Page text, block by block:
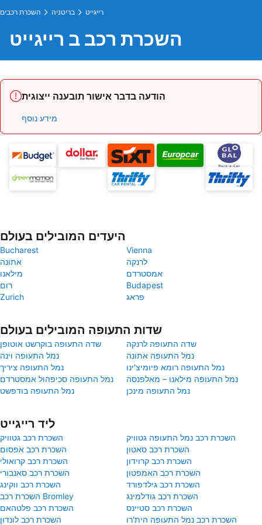
השכרת רכבים בריטניה רייגייט
השכרת רכב ב רייגייט
הודעה בדבר אישור תובענה ייצוגית
מידע נוסף
היעדים המובילים בעולם
Bucharest
Vienna
אתונה
לרנקה
מילאנו
אמסטרדם
רום
Budapest
Zurich
פראג
שדות התעופה המובילים בעולם
שדה התעופה בוקרשט אוטופן
שדה התעופה לרנקה
נמל התעופה וינה
נמל התעופה אתונה
נמל התעופה ציריך
נמל התעופה רומא פיומיצ'ינו
נמל התעופה סכיפהול אמסטרדם
נמל התעופה מילאנו – מאלפנסה
נמל התעופה בודפשט
נמל התעופה מינכן
ליד רייגייט
השכרת רכב גטוויק
השכרת רכב נמל התעופה גטוויק
השכרת רכב אפסום
השכרת רכב סאטון
השכרת רכב קרואולי
השכרת רכב קרוידון
השכרת רכב סאנבורי
השכרת רכב האמפטון
השכרת רכב ווקינג
השכרת רכב גילדפורד
השכרת רכב Bromley
השכרת רכב גודלמינג
השכרת רכב פלטהאם
השכרת רכב סטיינס
השכרת רכב לונדון
השכרת רכב נמל התעופה הית'רו